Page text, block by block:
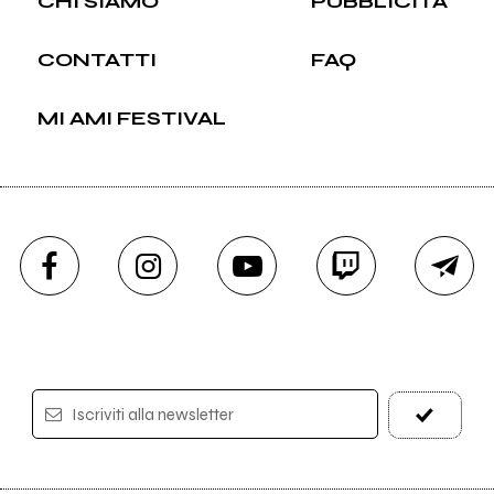
CONTATTI FAQ
MI AMI FESTIVAL
Iscriviti alla newsletter